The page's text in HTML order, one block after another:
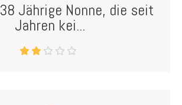
Jährige Nonne, die seit
Jahren kei...